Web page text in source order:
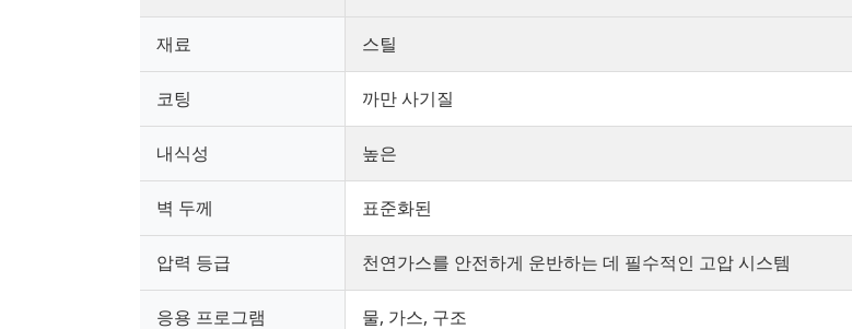
재료 스틸
코팅 까만 사기질
내식성 높은
벽 두께 표준화된
압력 등급 천연가스를 안전하게 운반하는 데 필수적인 고압 시스템
응용 프로그램 물, 가스, 구조